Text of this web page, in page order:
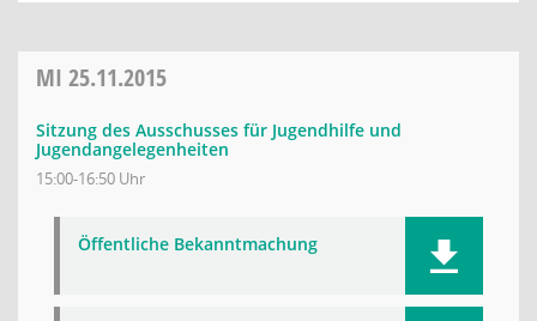
MI 25.11.2015
Sitzung des Ausschusses für Jugendhilfe und
Jugendangelegenheiten
15:00-16:50 Uhr
Öffentliche Bekanntmachung